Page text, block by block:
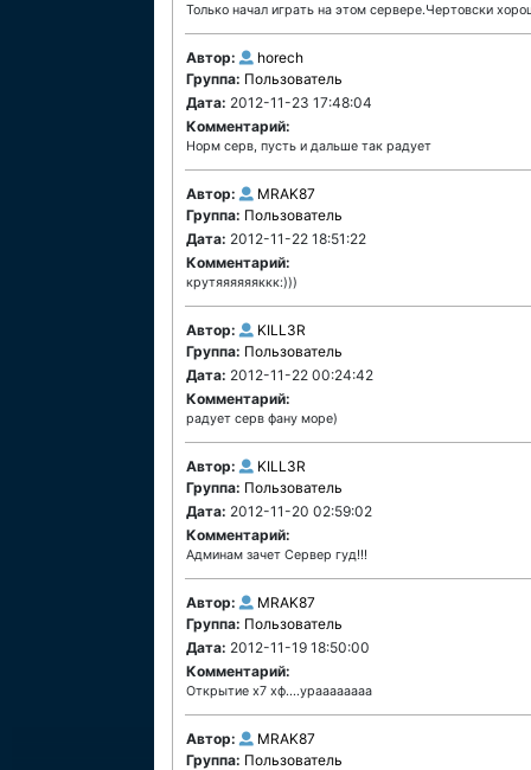
Только начал играть на этом сервере.Чертовски
Автор:
horech
Группа: Пользователь
Дата: 2012-11-23 17:48:04
Комментарий:
Норм серв, пусть и дальше так радует
Автор:
MRAK87
Группа: Пользователь
Дата: 2012-11-22 18:51:22
Комментарий:
крутяяяяяяккк:)))
Автор:
KILL3R
Группа: Пользователь
Дата: 2012-11-22 00:24:42
Комментарий:
радует серв фану море)
Автор:
KILL3R
Группа: Пользователь
Дата: 2012-11-20 02:59:02
Комментарий:
Админам зачет Сервер гуд!!!
Автор:
MRAK87
Группа: Пользователь
Дата: 2012-11-19 18:50:00
Комментарий:
Открытие х7 хф....ураааааааа
Автор:
MRAK87
Группа: Пользователь